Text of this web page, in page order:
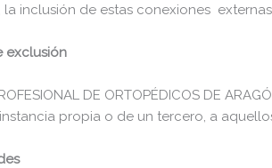
la inclusión de estas conexiones
exclusión
DE ORTOPÉDICOS DE
propia o de un tercero, a